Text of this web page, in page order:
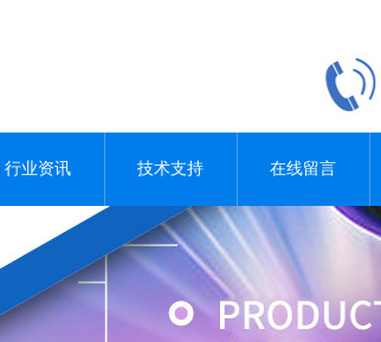
行业资讯 技术支持 在线留言